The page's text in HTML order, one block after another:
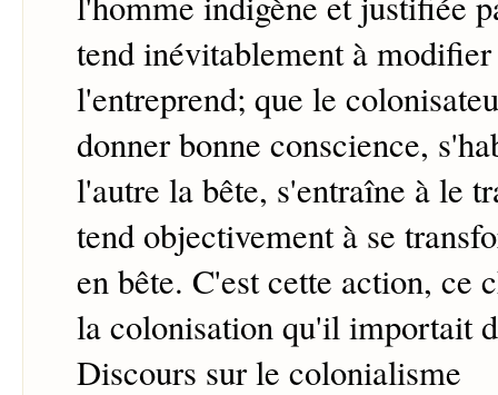
tend inévitablement à
l'entreprend; que le
donner bonne conscience,
l'autre la bête, s'entraîne à le
tend objectivement à se
en bête. C'est cette action, ce
la colonisation qu'il importait
Discours sur le colonialisme